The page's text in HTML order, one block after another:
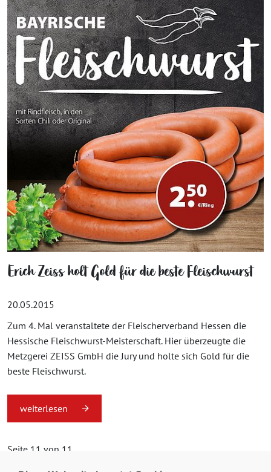
Erich Zeiss holt Gold für die beste Fleischwurst
20.05.2015
Zum 4. Mal veranstaltete der Fleischerverband Hessen die
Hessische Fleischwurst-Meisterschaft. Hier überzeugte die
Metzgerei ZEISS GmbH die Jury und holte sich Gold für die
beste Fleischwurst.
weiterlesen
Seite 11 von 11.